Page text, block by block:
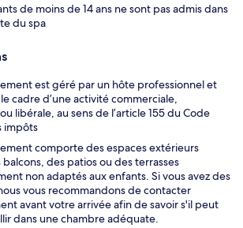
de moins de 14 ans ne sont pas admis dans
du spa
est géré par un hôte professionnel et
cadre d’une activité commerciale,
libérale, au sens de l’article 155 du Code
impôts
comporte des espaces extérieurs
des patios ou des terrasses
non adaptés aux enfants. Si vous avez des
vous recommandons de contacter
avant votre arrivée afin de savoir s'il peut
dans une chambre adéquate.